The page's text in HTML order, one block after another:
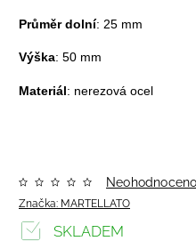
Průměr dolní: 25 mm
Výška: 50 mm
Materiál: nerezová ocel
Značka: MARTELLATO
Neohodnoceno
SKLADEM